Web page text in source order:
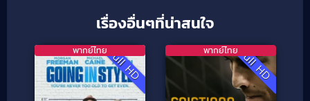
เรื่องอื่นๆที่น่าสนใจ
Full HD
พากย์ไทย Full HD
พากย์ไทย